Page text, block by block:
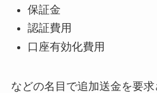
保証金
認証費用
口座有効化費用
などの名目で追加送金を要